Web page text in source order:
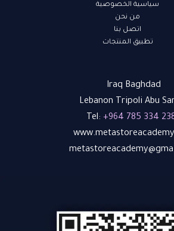
سياسية الخصوصية
من نحن
اتصل بنا
تطبيق المنتجات
Iraq Baghdad
Lebanon Tripoli Abu
Tel:+964 785 334